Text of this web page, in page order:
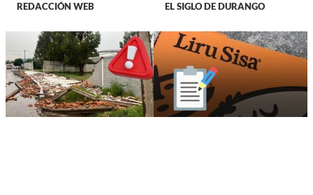
REDACCIÓN WEB EL SIGLO DE DURANGO